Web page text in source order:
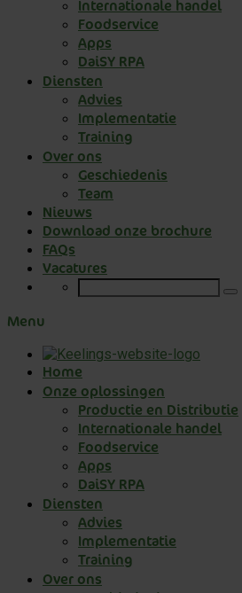
Internationale handel
Foodservice
Apps
DaiSY RPA
Diensten
Advies
Implementatie
Training
Over ons
Geschiedenis
Team
Nieuws
Download onze brochure
FAQs
Vacatures
Menu
Home
Onze oplossingen
Productie en Distributie
Internationale handel
Foodservice
Apps
DaiSY RPA
Diensten
Advies
Implementatie
Training
Over ons